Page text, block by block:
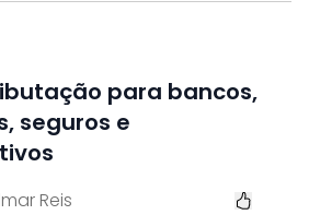
para bancos,
seguros e
Reis